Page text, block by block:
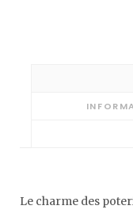
Le charme des